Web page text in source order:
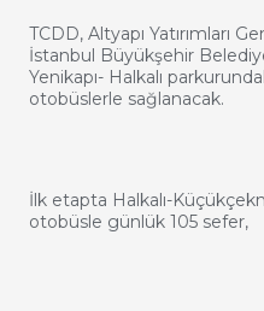
TCDD, Altyapı Yatırımları
İstanbul Büyükşehir
Yenikapı- Halkalı
otobüslerle sağlanacak.
İlk etapta Halkalı-
otobüsle günlük 105 sefer,